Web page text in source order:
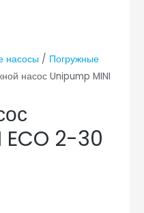
насосы/ Погружные
насос Unipump MINI
2-30